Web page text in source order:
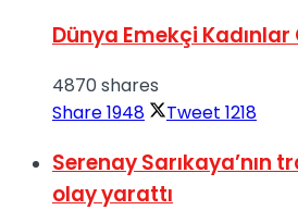
Dünya Emekçi
4870 shares
Share1948 Tweet 1218
Serenay Sarıkaya’nın
olay yarattı